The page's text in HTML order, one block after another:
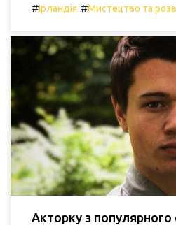
#Ірландія #Мистецтво та
Акторку з популярного